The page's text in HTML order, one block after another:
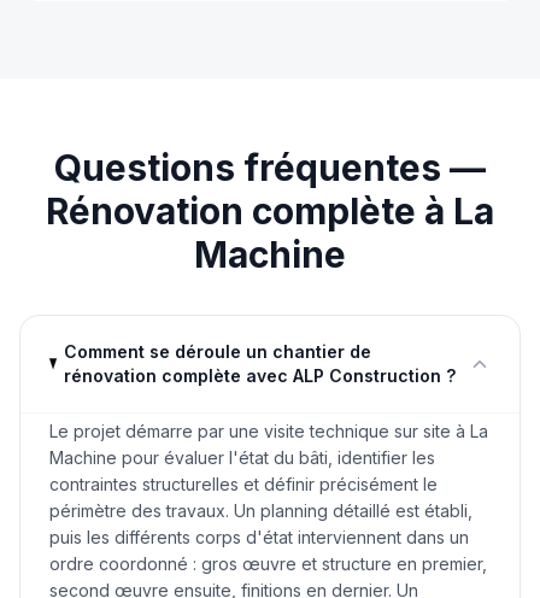
Questions fréquentes —
Rénovation complète à La
Machine
Comment se déroule un chantier de
rénovation complète avec ALP Construction ?
Le projet démarre par une visite technique sur site à La
Machine pour évaluer l'état du bâti, identifier les
contraintes structurelles et définir précisément le
périmètre des travaux. Un planning détaillé est établi,
puis les différents corps d'état interviennent dans un
ordre coordonné : gros œuvre et structure en premier,
second œuvre ensuite, finitions en dernier. Un